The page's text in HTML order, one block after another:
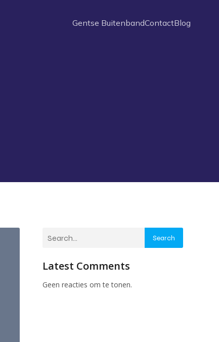
Gentse BuitenbandContactBlog
Search
Latest Comments
Geen reacties om te tonen.